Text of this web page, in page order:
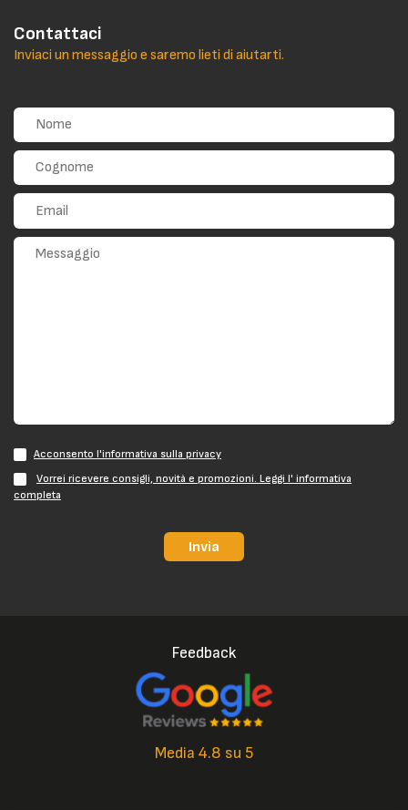
Contattaci
Inviaci un messaggio e saremo lieti di aiutarti.
Acconsento l'informativa sulla privacy
Vorrei ricevere consigli, novità e promozioni. Leggi l' informativa
completa
Invia
Feedback
Media 4.8 su 5